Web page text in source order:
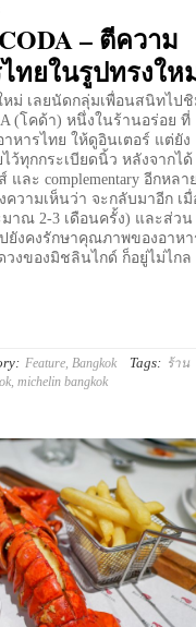
– ตีความ
ทยในรูปทรงให
ม่ เลยนัดกลุ่มเพื่อนสนิทไปชิ
(โคด้า) หนึ่งในร้านอร่อย ที่
หารไทย ให้ดูอินเตอร์ แต่ยัง
ว้ทุกกระเบียดนิ้ว หลังจากได้
ละ complementary อีกหลาย
ความเห็นว่า จะกลับมาอีก เมื่
มาณ 2-3 เดือนครั้ง) และส่วน
ยังคงรักษาคุณภาพของอาหา
วงของมิชลินไกด์ ก็อยู่ไม่ไกล
Feature, Bangkok Tags: ร้าน
, michelin bangkok